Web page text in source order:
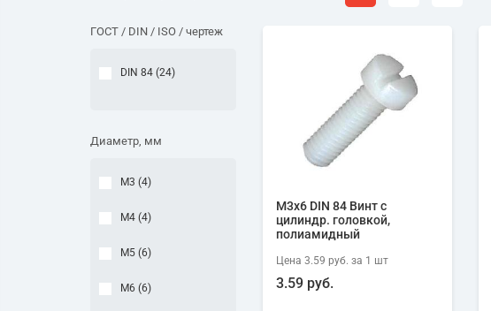
ГОСТ / DIN / ISO / чертеж
DIN 84 (24)
Диаметр, мм
М3 (4)
М4 (4)
М5 (6)
М6 (6)
М3х6 DIN 84 Винт с
цилиндр. головкой,
полиамидный
Цена 3.59 руб. за 1 шт
3.59 руб.